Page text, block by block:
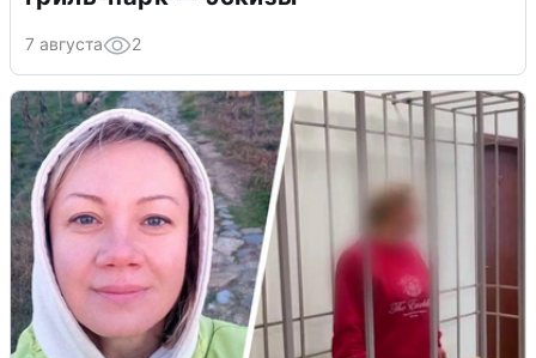
7 августа 2